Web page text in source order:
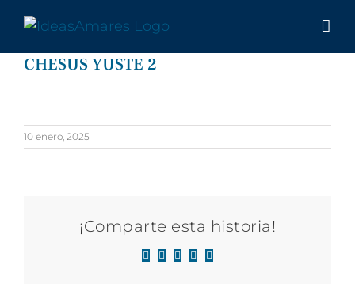
contenido
CHESUS YUSTE 2
10 enero, 2025
¡Comparte esta historia!
Facebook
X LinkedIn
WhatsApp
Correo